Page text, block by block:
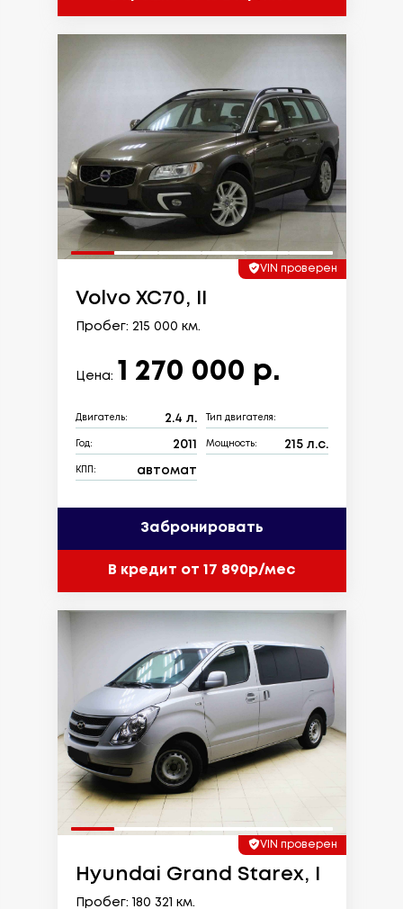
VIN проверен
Volvo XC70, II
Пробег: 215 000 км.
Цена: 1 270 000 р.
Двигатель: 2.4 л. Тип двигателя:
Год: 2011 Мощность: 215 л.с.
КПП: автомат
Забронировать
В кредит от 17 890р/мес
VIN проверен
Hyundai Grand Starex, I
Пробег: 180 321 км.